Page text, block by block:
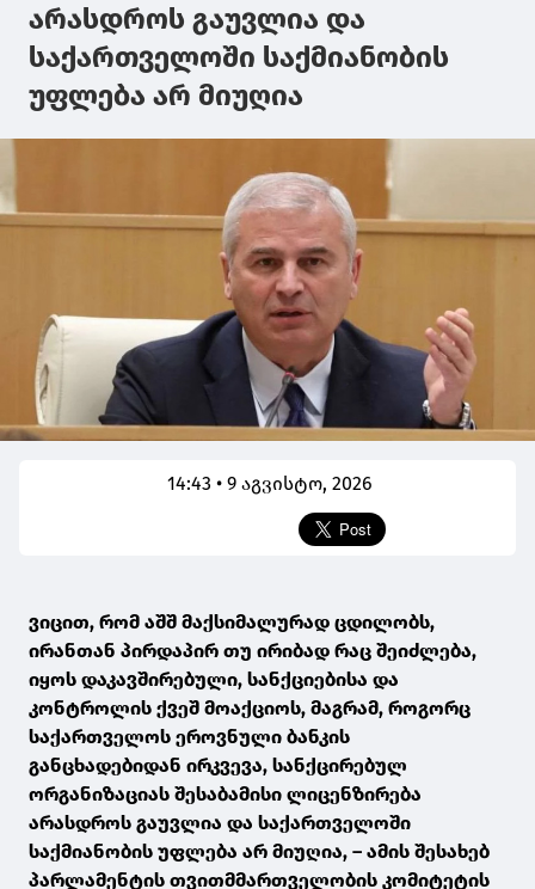
არასდროს გაუვლია და
საქართველოში საქმიანობის
უფლება არ მიუღია
14:43 • 9 აგვისტო, 2026
ვიცით, რომ აშშ მაქსიმალურად ცდილობს,
ირანთან პირდაპირ თუ ირიბად რაც შეიძლება,
იყოს დაკავშირებული, სანქციებისა და
კონტროლის ქვეშ მოაქციოს, მაგრამ, როგორც
საქართველოს ეროვნული ბანკის
განცხადებიდან ირკვევა, სანქცირებულ
ორგანიზაციას შესაბამისი ლიცენზირება
არასდროს გაუვლია და საქართველოში
საქმიანობის უფლება არ მიუღია, – ამის შესახებ
პარლამენტის თვითმმართველობის კომიტეტის